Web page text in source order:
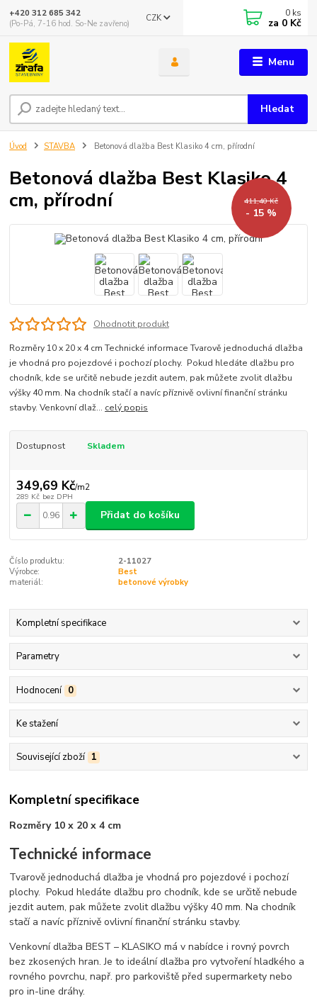
Menu
CZK
Hledat
+420 312 685 342
(Po-Pá, 7-16 hod. So-Ne zavřeno)
0 ks
za 0 Kč
Úvod STAVBA Betonová dlažba Best Klasiko 4 cm, přírodní
Betonová dlažba Best Klasiko 4
cm, přírodní
411,40 Kč
- 15 %
Ohodnotit produkt
Rozměry 10 x 20 x 4 cm Technické informace Tvarově jednoduchá dlažba
je vhodná pro pojezdové i pochozí plochy. Pokud hledáte dlažbu pro
chodník, kde se určitě nebude jezdit autem, pak můžete zvolit dlažbu
výšky 40 mm. Na chodník stačí a navíc příznivě ovlivní finanční stránku
stavby. Venkovní dlaž... celý popis
Dostupnost Skladem
349,69 Kč/m2
289 Kč bez DPH
Přidat do košíku
Číslo produktu:
2-11027
Výrobce:
Best
materiál:
betonové výrobky
Kompletní specifikace
Parametry
Hodnocení 0
Ke stažení
Související zboží 1
Kompletní specifikace
Rozměry 10 x 20 x 4 cm
Technické informace
Tvarově jednoduchá dlažba je vhodná pro pojezdové i pochozí
plochy. Pokud hledáte dlažbu pro chodník, kde se určitě nebude
jezdit autem, pak můžete zvolit dlažbu výšky 40 mm. Na chodník
stačí a navíc příznivě ovlivní finanční stránku stavby.
Venkovní dlažba BEST – KLASIKO má v nabídce i rovný povrch
bez zkosených hran. Je to ideální dlažba pro vytvoření hladkého a
rovného povrchu, např. pro parkoviště před supermarkety nebo
pro in-line dráhy.